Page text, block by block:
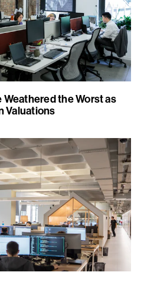
the Worst as
Valuations